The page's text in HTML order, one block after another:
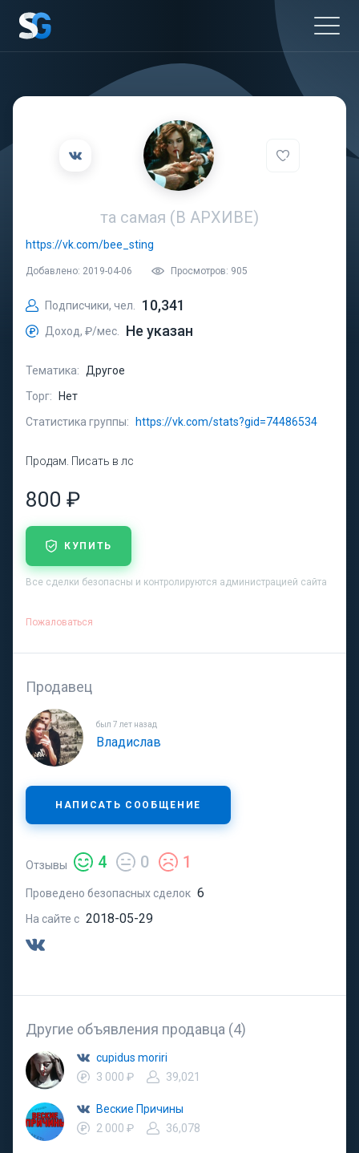
та самая (В АРХИВЕ)
https://vk.com/bee_sting
Добавлено: 2019-04-06 Просмотров: 905
Подписчики, чел. 10,341
Доход, ₽/мес. Не указан
Тематика:
Другое
Торг:
Нет
Статистика группы:
https://vk.com/stats?gid=74486534
Продам. Писать в лс
800 ₽
КУПИТЬ
Все сделки безопасны и контролируются администрацией сайта
Пожаловаться
Продавец
был 7 лет назад
Владислав
НАПИСАТЬ СООБЩЕНИЕ
Отзывы 4 0 1
Проведено безопасных сделок 6
На сайте с 2018-05-29
Другие объявления продавца (4)
cupidus moriri
3 000 ₽
39,021
Веские Причины
2 000 ₽
36,078